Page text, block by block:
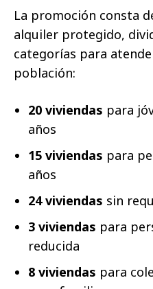
La promoción consta
alquiler protegido,
categorías para
población:
20 viviendas para
años
15 viviendas para
años
24 viviendas sin
3 viviendas para
reducida
8 viviendas para